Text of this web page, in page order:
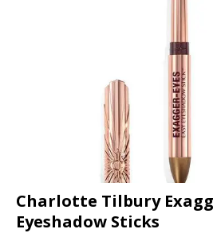
Charlotte Tilbury
Eyeshadow Sticks